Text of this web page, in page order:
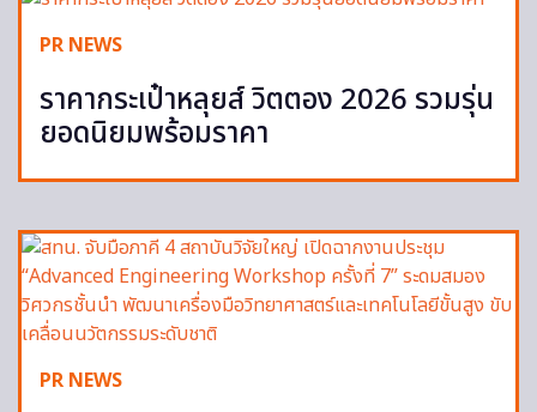
PR NEWS
ราคากระเป๋าหลุยส์ วิตตอง 2026 รวมรุ่น
ยอดนิยมพร้อมราคา
PR NEWS